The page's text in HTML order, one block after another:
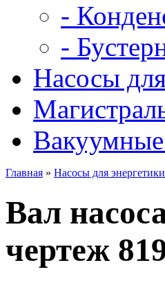
-
-
Насосы
Главная » Насосы для энергетики
Вал
чертеж